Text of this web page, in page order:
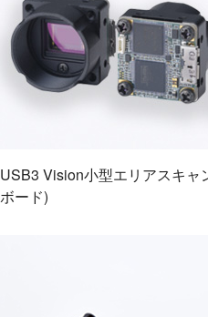
USB3 Vision小型エリアスキャ
ボード)